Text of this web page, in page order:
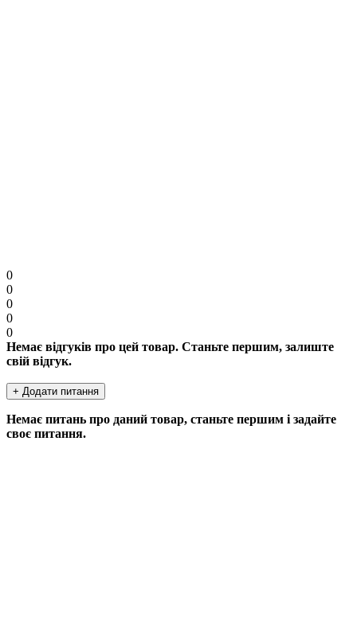
0
0
0
0
0
Немає відгуків про цей товар. Станьте першим, залиште
свій відгук.
+ Додати питання
Немає питань про даний товар, станьте першим і задайте
своє питання.